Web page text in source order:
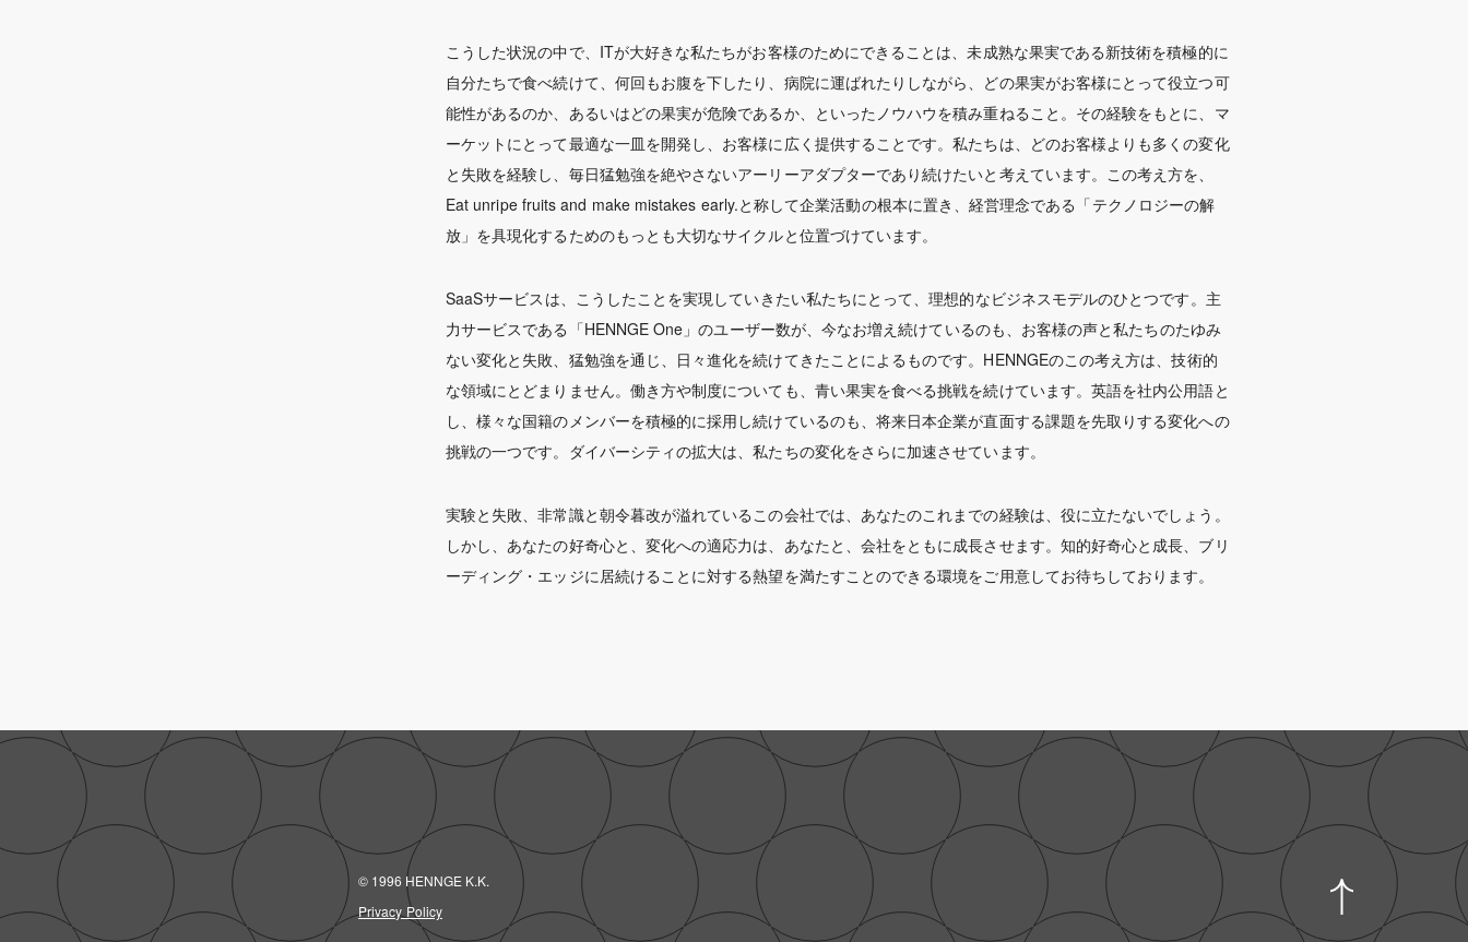
こうした状況の中で、ITが大好きな私たちがお客様のためにできることは、未成熟な果実である新技術を積極的に
自分たちで食べ続けて、何回もお腹を下したり、病院に運ばれたりしながら、どの果実がお客様にとって役立つ可
能性があるのか、あるいはどの果実が危険であるか、といったノウハウを積み重ねること。その経験をもとに、マ
ーケットにとって最適な一皿を開発し、お客様に広く提供することです。私たちは、どのお客様よりも多くの変化
と失敗を経験し、毎日猛勉強を絶やさないアーリーアダプターであり続けたいと考えています。この考え方を、
Eat unripe fruits and make mistakes early.と称して企業活動の根本に置き、経営理念である「テクノロジーの解
放」を具現化するためのもっとも大切なサイクルと位置づけています。
SaaSサービスは、こうしたことを実現していきたい私たちにとって、理想的なビジネスモデルのひとつです。主
力サービスである「HENNGE One」のユーザー数が、今なお増え続けているのも、お客様の声と私たちのたゆみ
ない変化と失敗、猛勉強を通じ、日々進化を続けてきたことによるものです。HENNGEのこの考え方は、技術的
な領域にとどまりません。働き方や制度についても、青い果実を食べる挑戦を続けています。英語を社内公用語と
し、様々な国籍のメンバーを積極的に採用し続けているのも、将来日本企業が直面する課題を先取りする変化への
挑戦の一つです。ダイバーシティの拡大は、私たちの変化をさらに加速させています。
実験と失敗、非常識と朝令暮改が溢れているこの会社では、あなたのこれまでの経験は、役に立たないでしょう。
しかし、あなたの好奇心と、変化への適応力は、あなたと、会社をともに成長させます。知的好奇心と成長、ブリ
ーディング・エッジに居続けることに対する熱望を満たすことのできる環境をご用意してお待ちしております。
© 1996 HENNGE K.K.
Privacy Policy